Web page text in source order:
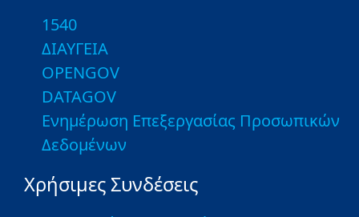
1540
ΔΙΑΥΓΕΙΑ
OPENGOV
DATAGOV
Ενημέρωση Επεξεργασίας Προσωπικών
Δεδομένων
Χρήσιμες Συνδέσεις